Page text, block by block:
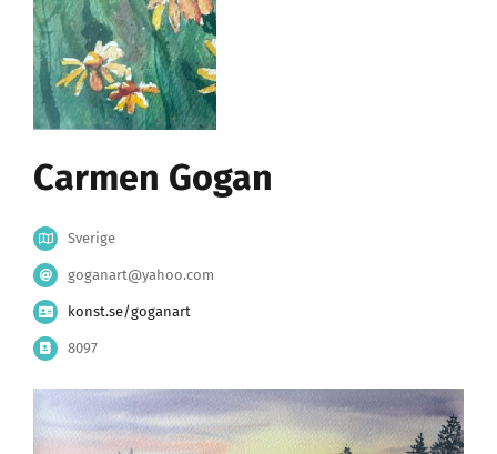
Carmen Gogan
Sverige
goganart@yahoo.com
konst.se/goganart
8097